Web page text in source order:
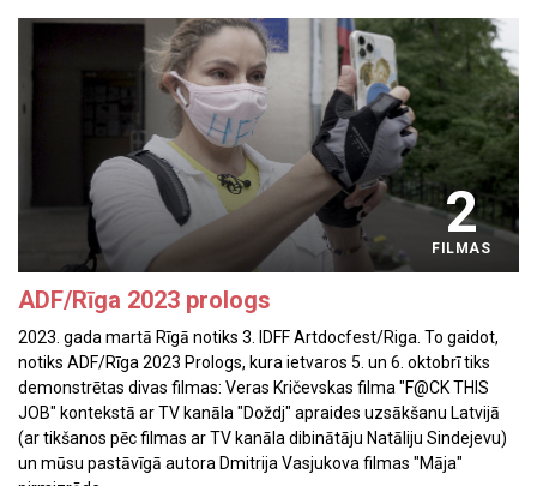
2
FILMAS
ADF/Rīga 2023 prologs
2023. gada martā Rīgā notiks 3. IDFF Artdocfest/Riga. To gaidot,
notiks ADF/Rīga 2023 Prologs, kura ietvaros 5. un 6. oktobrī tiks
demonstrētas divas filmas: Veras Kričevskas filma "F@CK THIS
JOB" kontekstā ar TV kanāla "Doždj" apraides uzsākšanu Latvijā
(ar tikšanos pēc filmas ar TV kanāla dibinātāju Natāliju Sindejevu)
un mūsu pastāvīgā autora Dmitrija Vasjukova filmas "Māja"